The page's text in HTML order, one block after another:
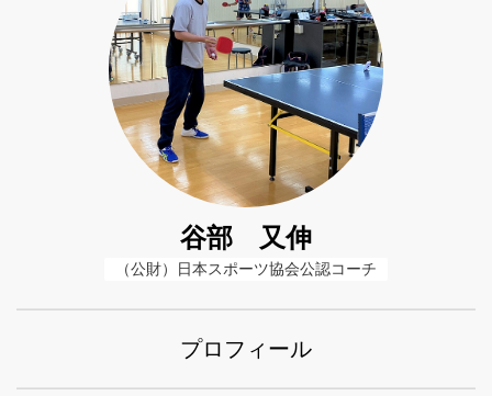
谷部 又伸
（公財）日本スポーツ協会公認コーチ
プロフィール